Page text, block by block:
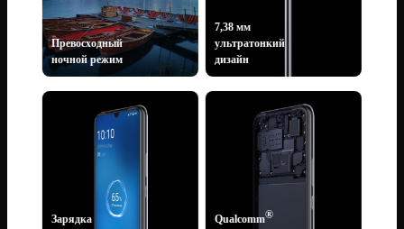
Превосходный
ночной режим
7,38 мм
ультратонкий
дизайн
Зарядка
Qualcomm®